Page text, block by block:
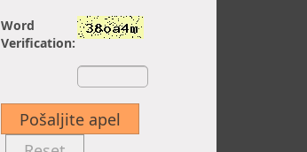
Word
Verification:
Pošaljite apel